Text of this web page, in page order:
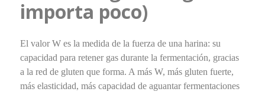
importa poco)
El valor W es la medida de la fuerza de una harina: su
capacidad para retener gas durante la fermentación, gracias
a la red de gluten que forma. A más W, más gluten fuerte,
más elasticidad, más capacidad de aguantar fermentaciones